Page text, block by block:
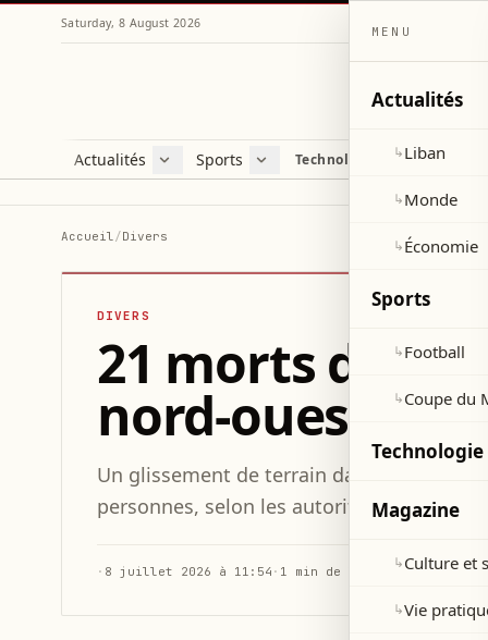
Saturday, 8 August 2026
Actualités
Liban
Sports
Football
Technologie et sciences
Accueil/Divers
DIVERS
21 morts dans
nord-ouest de
Un glissement de terrain dans la province
personnes, selon les autorités locales.
· 8 juillet 2026 à 11:54 · 1 min de lecture
MENU
Actualités
↳Liban
↳Monde
↳Économie
Sports
↳Football
↳Coupe du
Technologie
Magazine
↳Culture et
↳Vie